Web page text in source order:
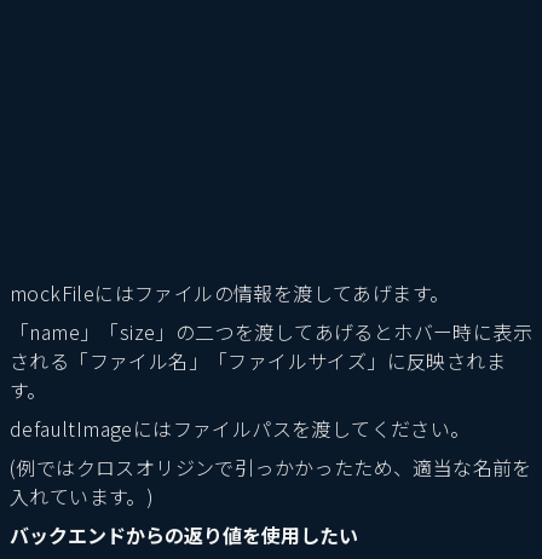
mockFileにはファイルの情報を渡してあげます。
「name」「size」の二つを渡してあげるとホバー時に表示
される「ファイル名」「ファイルサイズ」に反映されま
す。
defaultImageにはファイルパスを渡してください。
(例ではクロスオリジンで引っかかったため、適当な名前を
入れています。)
バックエンドからの返り値を使用したい